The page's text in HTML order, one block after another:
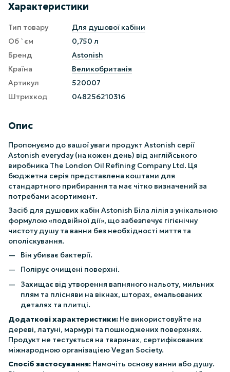
Характеристики
Тип товару
Для душової кабіни
Об `єм
0,750 л
Бренд
Astonish
Країна
Великобританія
Артикул
520007
Штрихкод
048256210316
Опис
Пропонуємо до вашої уваги продукт Astonish серії
Astonish everyday (на кожен день) від англійського
виробника The London Oil Refining Company Ltd. Ця
бюджетна серія представлена коштами для
стандартного прибирання та має чітко визначений за
потребами асортимент.
Засіб для душових кабін Astonish Біла лілія з унікальною
формулою «подвійної дії», що забезпечує гігієнічну
чистоту душу та ванни без необхідності миття та
ополіскування.
Він убиває бактерії.
Полірує очищені поверхні.
Захищає від утворення вапняного нальоту, мильних
плям та плісняви на вікнах, шторах, емальованих
деталях та плитці.
Додаткові характеристики: Не використовуйте на
дереві, латуні, мармурі та пошкоджених поверхнях.
Продукт не тестується на тваринах, сертифікованих
міжнародною організацією Vegan Society.
Спосіб застосування: Намочіть основу ванни або душу.